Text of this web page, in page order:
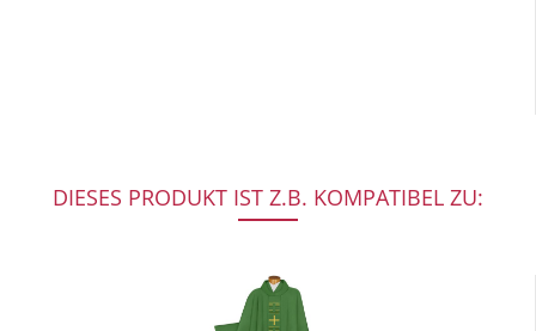
DIESES PRODUKT IST Z.B. KOMPATIBEL ZU: